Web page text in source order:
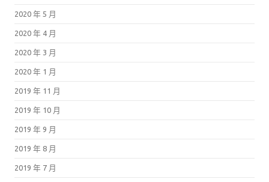
2020 年 5 月
2020 年 4 月
2020 年 3 月
2020 年 1 月
2019 年 11 月
2019 年 10 月
2019 年 9 月
2019 年 8 月
2019 年 7 月